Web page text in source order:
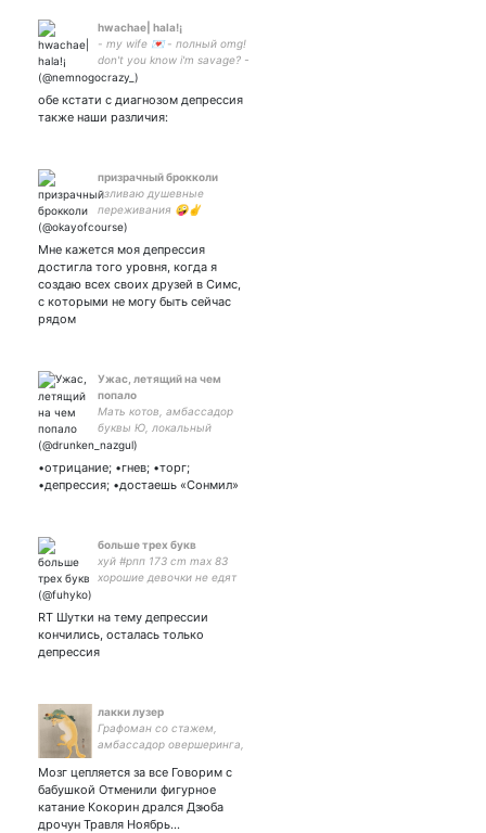
hwachae| hala!¡
- my wife 💌 - полный omg!
don't you know i'm savage? -
atiny, stay, to moon, my
world❣️
обе кстати с диагнозом депрессия
также наши различия:
призрачный брокколи
изливаю душевные
переживания 🤪✌️
Мне кажется моя депрессия
достигла того уровня, когда я
создаю всех своих друзей в Симс,
с которыми не могу быть сейчас
рядом
Ужас, летящий на чем
попало
Мать котов, амбассадор
буквы Ю, локальный
стендапер, на все руки
•отрицание; •гнев; •торг;
•депрессия; •достаешь «Сонмил»
больше трех букв
хyй #рпп 173 cm max 83
хорошие девочки не едят
RT Шутки на тему депрессии
кончились, осталась только
депрессия
лакки лузер
Графоман со стажем,
амбассадор овершеринга,
музыкальный наркоман,
коллекционер слов,
рассказчик историй.
Полнейший сюрр 🫥
Мозг цепляется за все Говорим с
бабушкой Отменили фигурное
катание Кокорин дрался Дзюба
дрочун Травля Ноябрь…